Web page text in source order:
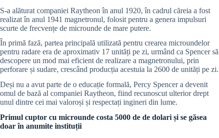
S-a alăturat companiei Raytheon în anul 1920, în cadrul căreia a fost
realizat în anul 1941 magnetronul, folosit pentru a genera impulsuri
scurte de frecvențe de microunde de mare putere.
În primă fază, partea principală utilizată pentru crearea microundelor
pentru radare era de aproximativ 17 unități pe zi, urmând ca Spencer să
descopere un mod mai eficient de realizare a magnetronului, prin
perforare și sudare, crescând producția acestuia la 2600 de unități pe zi.
Deși nu a avut parte de o educație formală, Percy Spencer a devenit
omul de bază al companiei Raytheon, fiind recunoscut ulterior drept
unul dintre cei mai valoroși și respectați ingineri din lume.
Primul cuptor cu microunde costa 5000 de de dolari și se găsea
doar în anumite instituții